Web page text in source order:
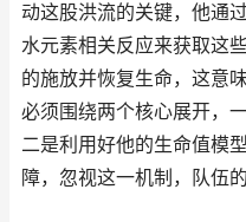
动这股洪流的关键，他通
水元素相关反应来获取这
的施放并恢复生命，这意
必须围绕两个核心展开，
二是利用好他的生命值模
障，忽视这一机制，队伍